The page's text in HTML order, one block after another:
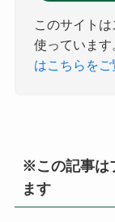
このサイト
使っています
はこちらを
※この記事は
ます